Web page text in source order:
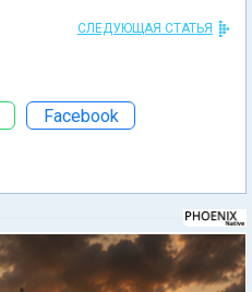
СЛЕДУЮЩАЯ СТАТЬЯ
Facebook